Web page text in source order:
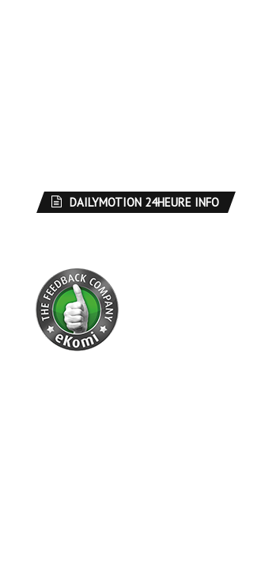
DAILYMOTION 24HEURE INFO